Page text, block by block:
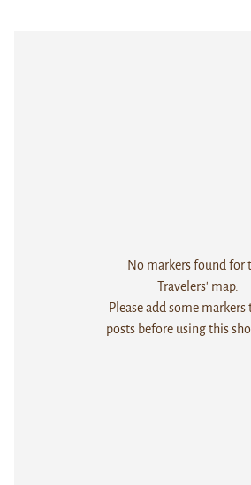
No markers found for
Travelers' map.
Please add some markers
posts before using this